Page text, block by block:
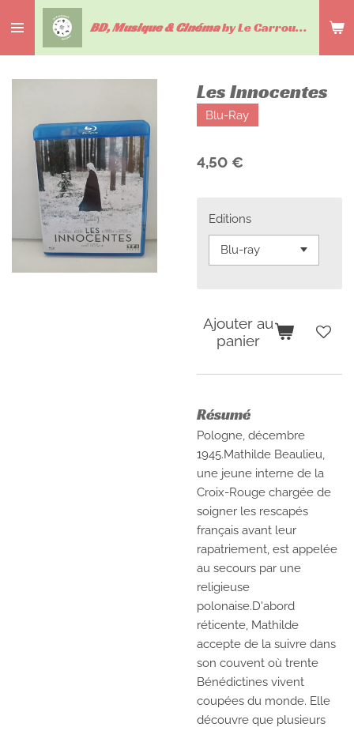
au
contenu
BD, Musique & Cinémaby Le Carrousel du livre
Les Innocentes
Blu-Ray
4,50 €
Editions
Ajouter au
panier
Résumé
Pologne, décembre
1945.Mathilde Beaulieu,
une jeune interne de la
Croix-Rouge chargée de
soigner les rescapés
français avant leur
rapatriement, est appelée
au secours par une
religieuse
polonaise.D'abord
réticente, Mathilde
accepte de la suivre dans
son couvent où trente
Bénédictines vivent
coupées du monde. Elle
découvre que plusieurs